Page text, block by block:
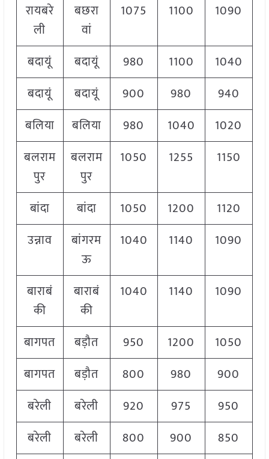
रायबरे
ली
बछरा
वां
1075 1100 1090
बदायूं बदायूं 980 1100
1040
बदायूं
बदायूं 900 980
940
बलिया
बलिया 980 1040
1020
बलराम
पुर
बलराम
पुर
1050 1255 1150
बांदा बांदा 1050 1200
1120
उन्नाव
बांगरम
ऊ
1040 1140 1090
बाराबं
की
बाराबं
की
1040 1140 1090
बागपत बड़ौत 950 1200
1050
बागपत
बड़ौत 800 980
900
बरेली
बरेली 920 975
950
बरेली
बरेली 800 900
850